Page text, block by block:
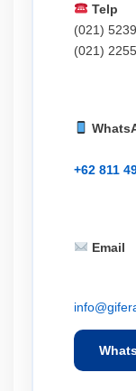
Telp
(021)
(021)
+62 811
Email